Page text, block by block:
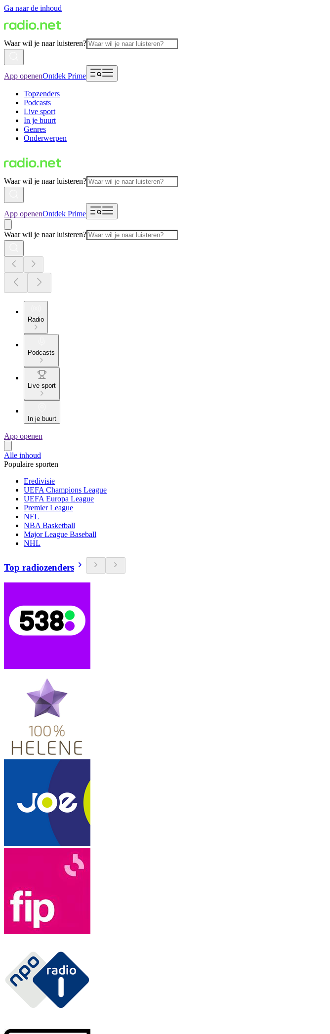
Ga naar de inhoud
Waar wil je naar luisteren?
App openenOntdek Prime
Topzenders
Podcasts
Live sport
In je buurt
Genres
Onderwerpen
Waar wil je naar luisteren?
App openenOntdek Prime
Waar wil je naar luisteren?
Radio
Podcasts
Live sport
In je buurt
App openen
Alle inhoud
Populaire sporten
Eredivisie
UEFA Champions League
UEFA Europa League
Premier League
NFL
NBA Basketball
Major League Baseball
NHL
Top radiozenders